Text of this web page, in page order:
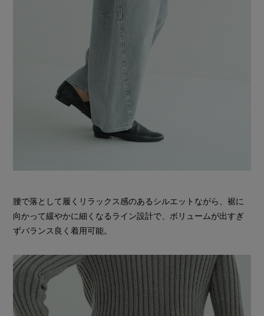
腰で落として履くリラックス感のあるシルエットながら、裾に
向かって緩やかに細くなるライン設計で、ボリュームが出すぎ
ずバランス良く着用可能。